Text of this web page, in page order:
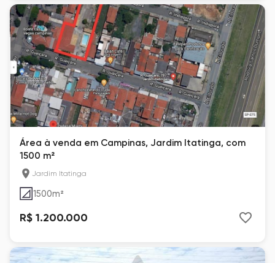
Área à venda em Campinas, Jardim Itatinga, com
1500 m²
Jardim Itatinga
1500m²
R$ 1.200.000